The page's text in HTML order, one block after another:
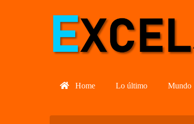
Home Lo último Mundo